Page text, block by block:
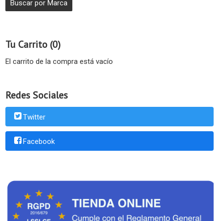
Tu Carrito (0)
El carrito de la compra está vacío
Redes Sociales
Twitter
Facebook